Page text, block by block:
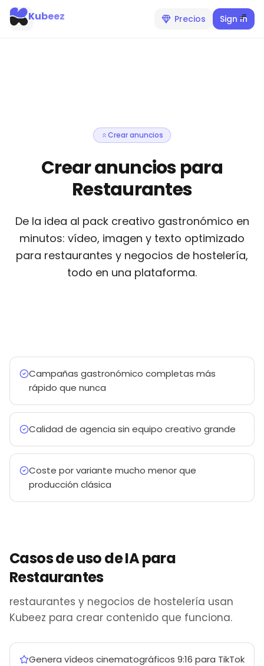
Precios Sign In
Kubeez
Crear anuncios
Crear anuncios para
Restaurantes
De la idea al pack creativo gastronómico en
minutos: vídeo, imagen y texto optimizado
para restaurantes y negocios de hostelería,
todo en una plataforma.
Campañas gastronómico completas más
rápido que nunca
Calidad de agencia sin equipo creativo grande
Coste por variante mucho menor que
producción clásica
Casos de uso de IA para
Restaurantes
restaurantes y negocios de hostelería usan
Kubeez para crear contenido que funciona.
Genera vídeos cinematográficos 9:16 para TikTok